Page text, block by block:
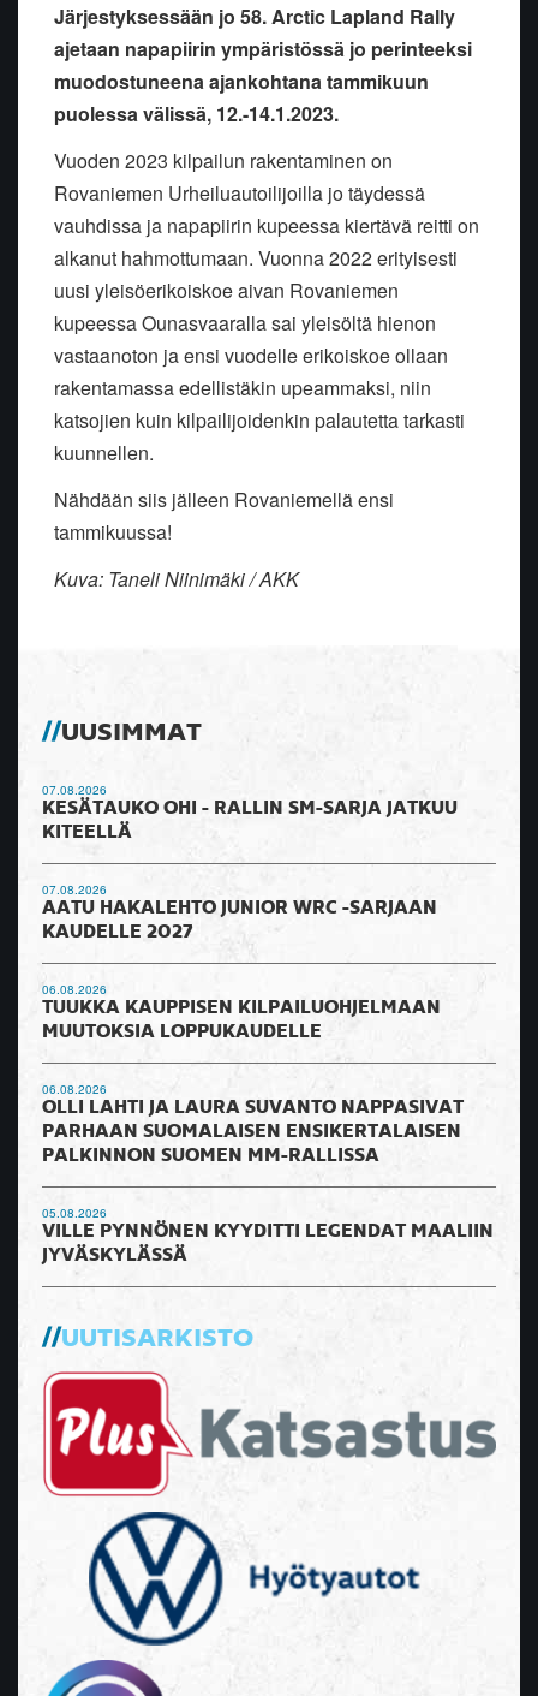
Järjestyksessään jo 58. Arctic Lapland Rally
ajetaan napapiirin ympäristössä jo perinteeksi
muodostuneena ajankohtana tammikuun
puolessa välissä, 12.-14.1.2023.
Vuoden 2023 kilpailun rakentaminen on
Rovaniemen Urheiluautoilijoilla jo täydessä
vauhdissa ja napapiirin kupeessa kiertävä reitti on
alkanut hahmottumaan. Vuonna 2022 erityisesti
uusi yleisöerikoiskoe aivan Rovaniemen
kupeessa Ounasvaaralla sai yleisöltä hienon
vastaanoton ja ensi vuodelle erikoiskoe ollaan
rakentamassa edellistäkin upeammaksi, niin
katsojien kuin kilpailijoidenkin palautetta tarkasti
kuunnellen.
Nähdään siis jälleen Rovaniemellä ensi
tammikuussa!
Kuva: Taneli Niinimäki / AKK
UUSIMMAT
07.08.2026
KESÄTAUKO OHI - RALLIN SM-SARJA JATKUU
KITEELLÄ
07.08.2026
AATU HAKALEHTO JUNIOR WRC -SARJAAN
KAUDELLE 2027
06.08.2026
TUUKKA KAUPPISEN KILPAILUOHJELMAAN
MUUTOKSIA LOPPUKAUDELLE
06.08.2026
OLLI LAHTI JA LAURA SUVANTO NAPPASIVAT
PARHAAN SUOMALAISEN ENSIKERTALAISEN
PALKINNON SUOMEN MM-RALLISSA
05.08.2026
VILLE PYNNÖNEN KYYDITTI LEGENDAT MAALIIN
JYVÄSKYLÄSSÄ
UUTISARKISTO